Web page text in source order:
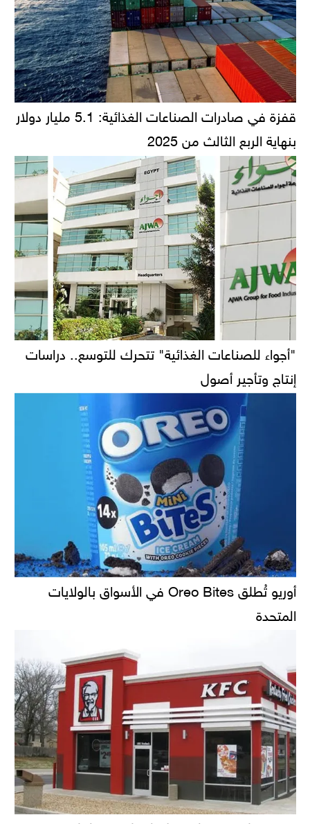
قفزة في صادرات الصناعات الغذائية: 5.1 مليار دولار
بنهاية الربع الثالث من 2025
"أجواء للصناعات الغذائية" تتحرك للتوسع.. دراسات
إنتاج وتأجير أصول
أوريو تُطلق Oreo Bites في الأسواق بالولايات
المتحدة